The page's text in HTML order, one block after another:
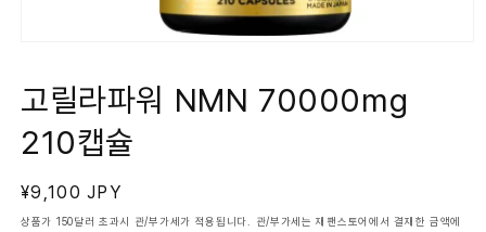
서
디
어
열
고릴라파워 NMN 70000mg
210캡슐
정
가
¥9,100 JPY
상품가 150달러 초과시 관/부가세가 적용됩니다. 관/부가세는 재팬스토어에서 결재한 금액에